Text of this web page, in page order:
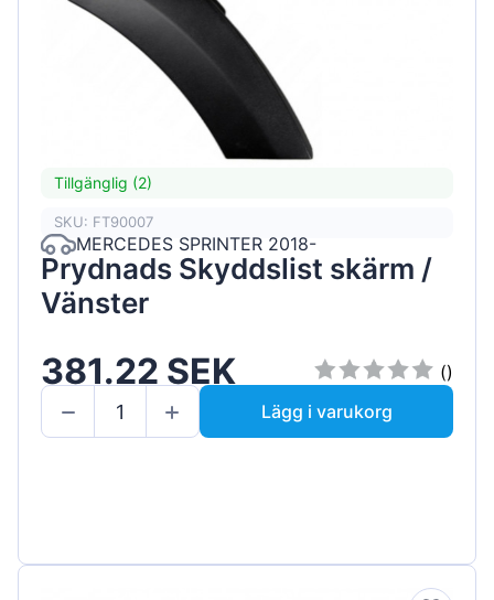
Tillgänglig (2)
SKU: FT90007
MERCEDES SPRINTER 2018-
Prydnads Skyddslist skärm /
Vänster
381.22 SEK
()
Lägg i varukorg